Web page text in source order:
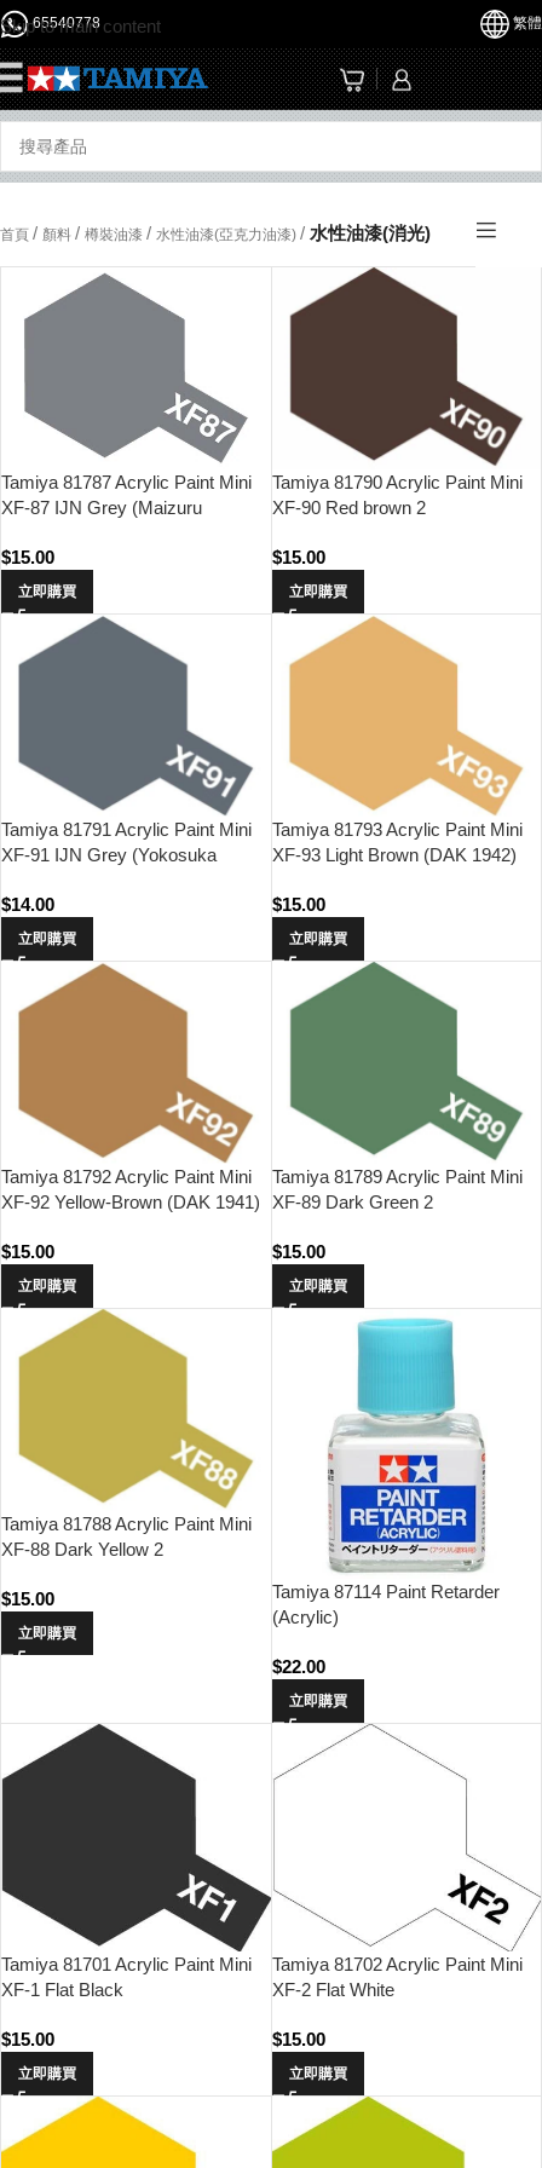
Skip to main content
65540778 繁體
首頁 / 顏料 / 樽裝油漆 / 水性油漆(亞克力油漆) / 水性油漆(消光)
Tamiya 81787 Acrylic Paint Mini
XF-87 IJN Grey (Maizuru
$15.00
立即購買
Tamiya 81790 Acrylic Paint Mini
XF-90 Red brown 2
$15.00
立即購買
Tamiya 81791 Acrylic Paint Mini
XF-91 IJN Grey (Yokosuka
$14.00
立即購買
Tamiya 81793 Acrylic Paint Mini
XF-93 Light Brown (DAK 1942)
$15.00
立即購買
Tamiya 81792 Acrylic Paint Mini
XF-92 Yellow-Brown (DAK 1941)
$15.00
立即購買
Tamiya 81789 Acrylic Paint Mini
XF-89 Dark Green 2
$15.00
立即購買
Tamiya 81788 Acrylic Paint Mini
XF-88 Dark Yellow 2
$15.00
立即購買
Tamiya 87114 Paint Retarder
(Acrylic)
$22.00
立即購買
Tamiya 81701 Acrylic Paint Mini
XF-1 Flat Black
$15.00
立即購買
Tamiya 81702 Acrylic Paint Mini
XF-2 Flat White
$15.00
立即購買